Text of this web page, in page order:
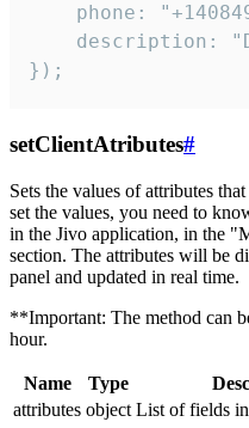
phone:
description:
});
setClientAtributes#
Sets the values ​​of attributes
set the values, you need to
in the Jivo application, in the
section. The attributes will be
panel and updated in real time.
**Important: The method can
hour.
Name Type
attributes object List of fields